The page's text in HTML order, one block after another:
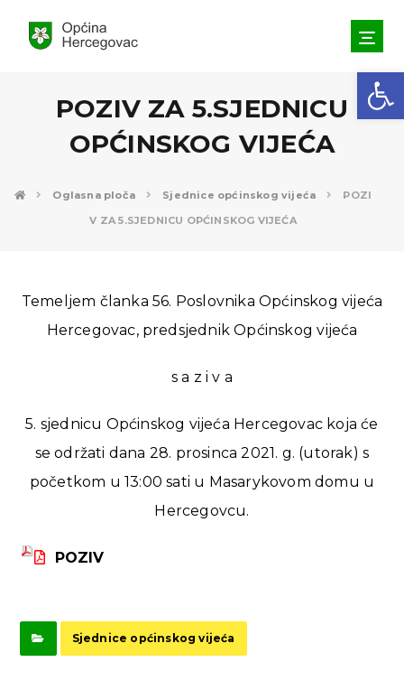
Open toolbar
POZIV ZA 5.SJEDNICU
OPĆINSKOG VIJEĆA
Oglasna ploča Sjednice općinskog vijeća
POZI
V ZA 5.SJEDNICU OPĆINSKOG VIJEĆA
Temeljem članka 56. Poslovnika Općinskog vijeća
Hercegovac, predsjednik Općinskog vijeća
s a z i v a
5. sjednicu Općinskog vijeća Hercegovac koja će
se održati dana 28. prosinca 2021. g. (utorak) s
početkom u 13:00 sati u Masarykovom domu u
Hercegovcu.
POZIV
Sjednice općinskog vijeća